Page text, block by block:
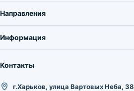
Направления
Информация
Контакты
г.Харьков, улица Вартовых Неба, 38